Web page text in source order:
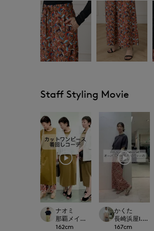
Staff Styling Movie
ナオミ
那覇メインプレイス
162cm
かくた
長崎浜屋
167cm